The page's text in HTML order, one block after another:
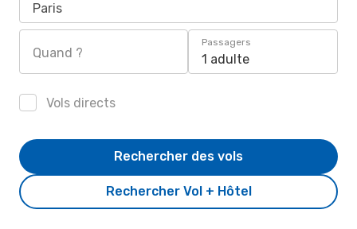
Paris
Quand ?
Passagers
1 adulte
Vols directs
Rechercher Vol + Hôtel
Rechercher des vols